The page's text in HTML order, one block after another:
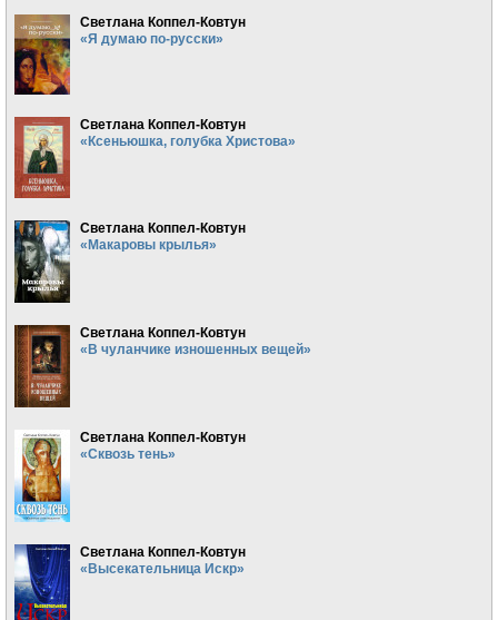
Светлана Коппел-Ковтун
«Я думаю по-русски»
Светлана Коппел-Ковтун
«Ксеньюшка, голубка Христова»
Светлана Коппел-Ковтун
«Макаровы крылья»
Светлана Коппел-Ковтун
«В чуланчике изношенных вещей»
Светлана Коппел-Ковтун
«Сквозь тень»
Светлана Коппел-Ковтун
«Высекательница Искр»